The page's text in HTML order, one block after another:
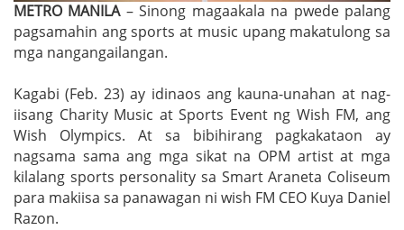
METRO MANILA– Sinong magaakala na pwede palang
pagsamahin ang sports at music upang makatulong sa
mga nangangailangan.
Kagabi (Feb. 23) ay idinaos ang kauna-unahan at nag-
iisang Charity Music at Sports Event ng Wish FM, ang
Wish Olympics. At sa bibihirang pagkakataon ay
nagsama sama ang mga sikat na OPM artist at mga
kilalang sports personality sa Smart Araneta Coliseum
para makiisa sa panawagan ni wish FM CEO Kuya Daniel
Razon.